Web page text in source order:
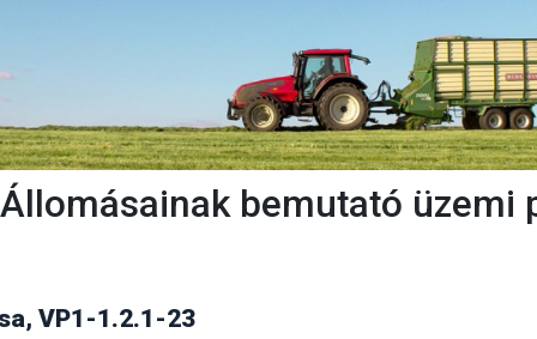
bemutató üzemi
VP1-1.2.1-23